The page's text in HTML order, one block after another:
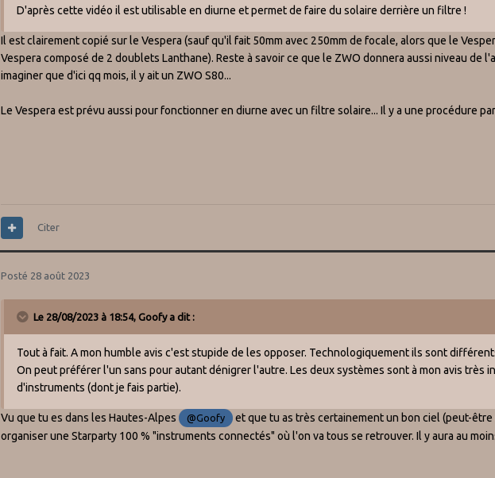
D'après cette vidéo il est utilisable en diurne et permet de faire du solaire derrière un filtre !
Il est clairement copié sur le Vespera (sauf qu'il fait 50mm avec 250mm de focale, alors que le
Vespera composé de 2 doublets Lanthane). Reste à savoir ce que le ZWO donnera aussi niveau de
imaginer que d'ici qq mois, il y ait un ZWO S80...
Le Vespera est prévu aussi pour fonctionner en diurne avec un filtre solaire... Il y a une procédure
Citer
Posté 28 août 2023
Le 28/08/2023 à 18:54,Goofya dit :
Tout à fait. A mon humble avis c'est stupide de les opposer. Technologiquement ils sont
On peut préférer l'un sans pour autant dénigrer l'autre. Les deux systèmes sont à mon avis très
d'instruments (dont je fais partie).
Vu que tu es dans les Hautes-Alpes @Goofy
et que tu as très certainement un bon ciel (peut-
organiser une Starparty 100 % "instruments connectés" où l'on va tous se retrouver. Il y aura au